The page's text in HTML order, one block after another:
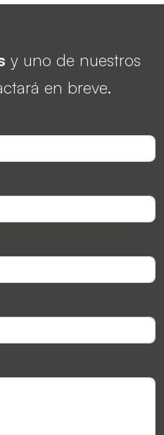
y uno de nuestros
en breve.